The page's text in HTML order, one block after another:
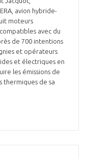
avion hybride-
moteurs
avec du
de 700 intentions
et opérateurs
et électriques en
les émissions de
thermiques de sa